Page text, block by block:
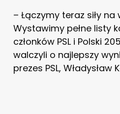
– Łączymy teraz siły
Wystawimy pełne listy
członków PSL i Polski
walczyli o najlepszy
prezes PSL, Władysław